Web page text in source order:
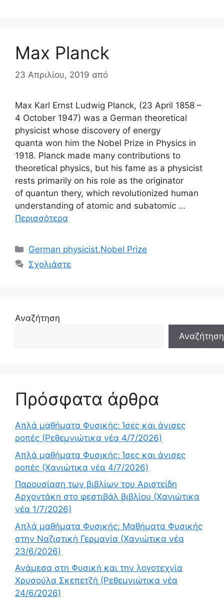
Max Planck
23 Απριλίου, 2019 από
Max Karl Ernst Ludwig Planck, (23 April 1858 –
4 October 1947) was a German theoretical
physicist whose discovery of energy
quanta won him the Nobel Prize in Physics in
1918. Planck made many contributions to
theoretical physics, but his fame as a physicist
rests primarily on his role as the originator
of quantun thery, which revolutionized human
understanding of atomic and subatomic …
Περισσότερα
Κατηγορίες
German physicist,Nobel Prize
Σχολιάστε
Αναζήτηση
Αναζήτηση
Πρόσφατα άρθρα
Απλά μαθήματα Φυσικής: Ίσες και άνισες
ροπές (Ρεθεμνιώτικα νέα 4/7/2026)
Απλά μαθήματα Φυσικής: Ίσες και άνισες
ροπές (Χανιώτικα νέα 4/7/2026)
Παρουσίαση των βιβλίων του Αριστείδη
Αρχοντάκη στο φεστιβάλ βιβλίου (Χανιώτικα
νέα 1/7/2026)
Απλά μαθήματα Φυσικής: Μαθήματα Φυσικής
στην Ναζιστική Γερμανία (Χανιώτικα νέα
23/6/2026)
Ανάμεσα στη Φυσική και την λογοτεχνία
Χρυσούλα Σκεπετζή (Ρεθεμνιώτικα νέα
24/6/2026)